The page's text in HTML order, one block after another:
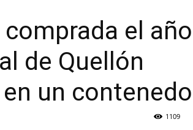
el año
de Quellón
un
1109